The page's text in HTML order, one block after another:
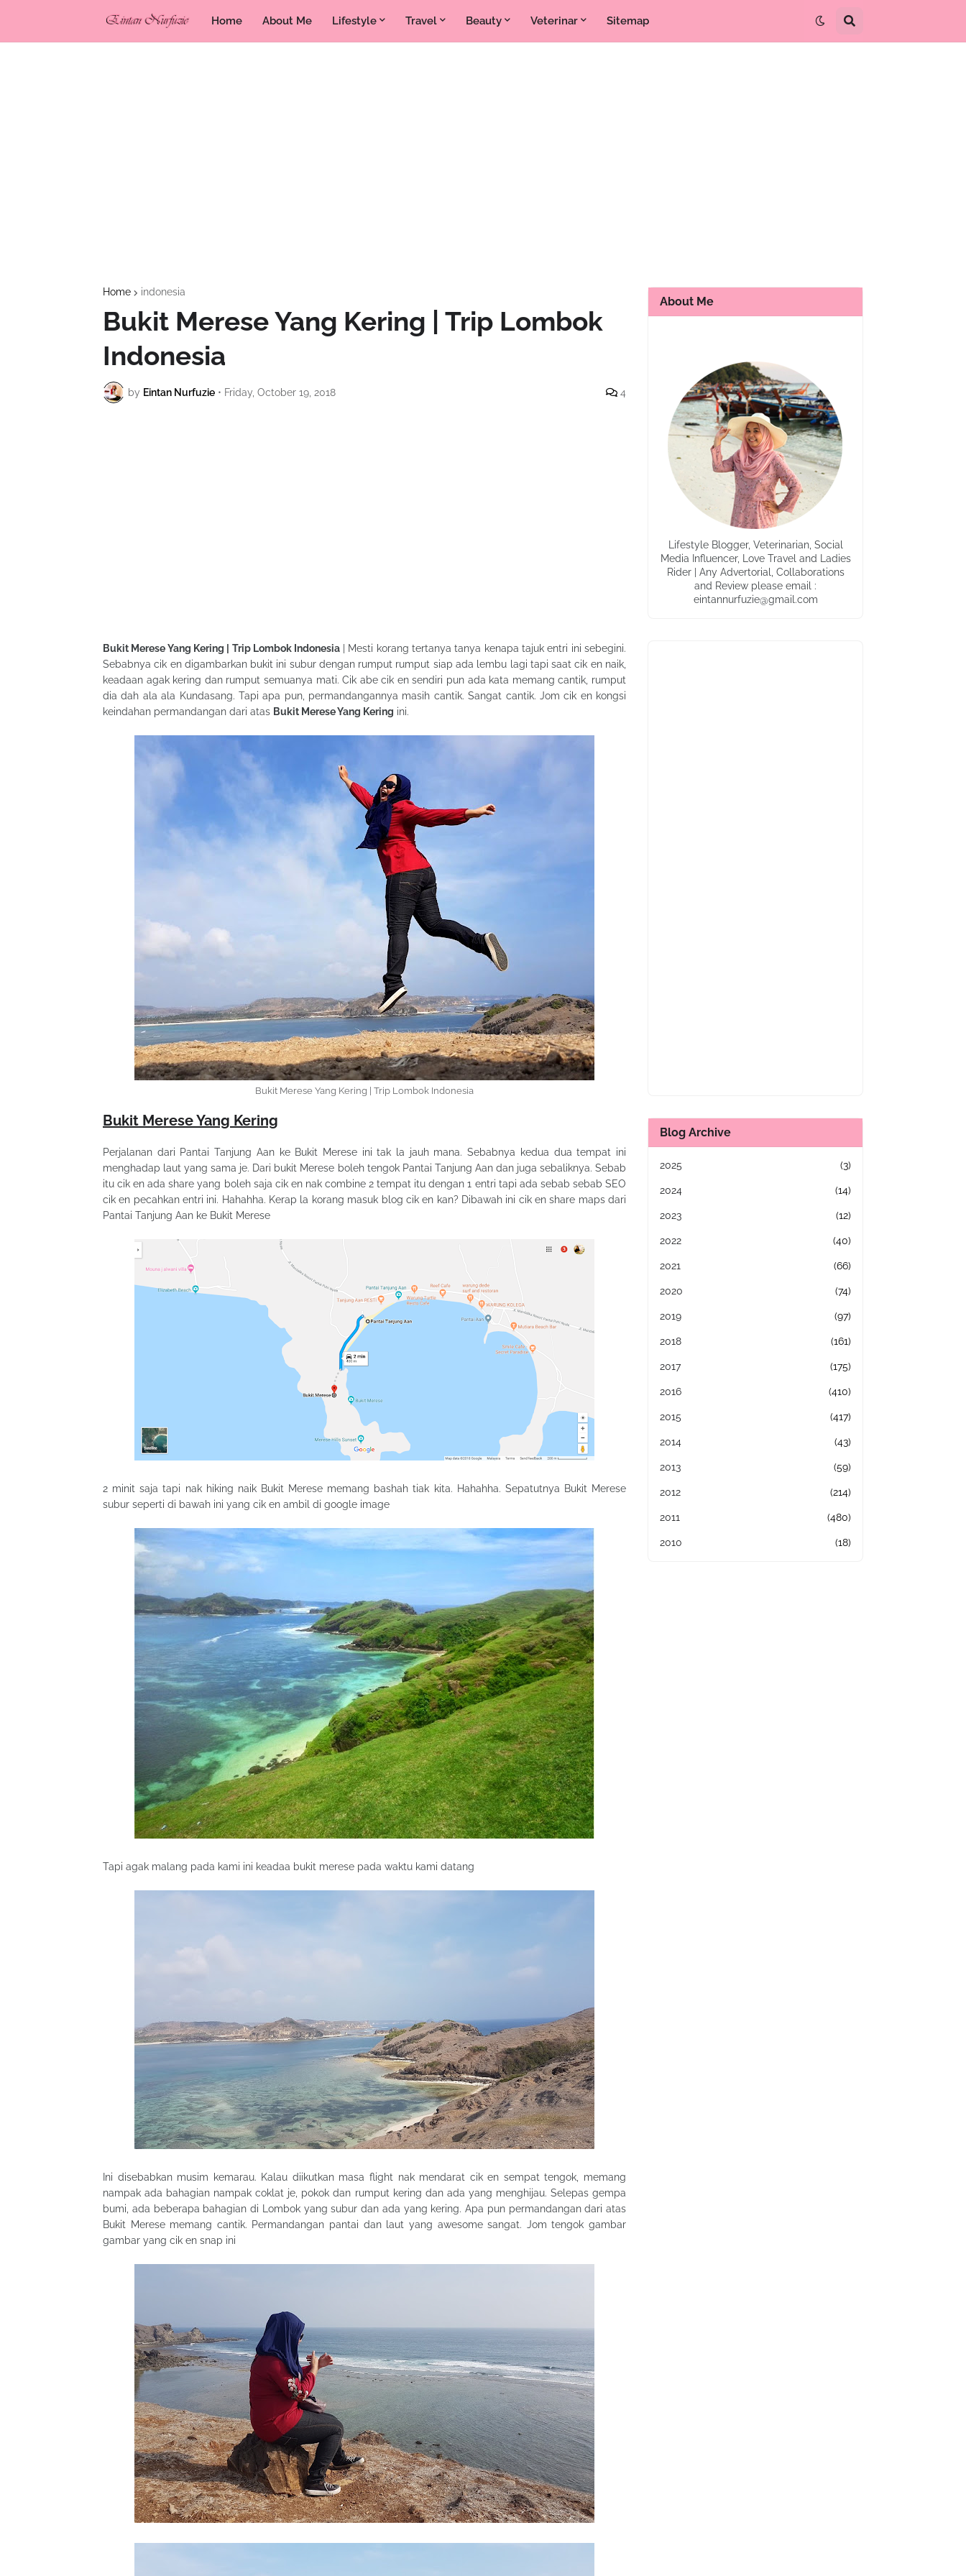
Home About Me Lifestyle Travel Beauty Veterinar Sitemap
Home indonesia
Bukit Merese Yang Kering | Trip Lombok
Indonesia
by Eintan Nurfuzie • Friday, October 19, 2018 4
Bukit Merese Yang Kering | Trip Lombok Indonesia
| Mesti korang tertanya tanya kenapa tajuk entri ini sebegini.
Sebabnya cik en digambarkan bukit ini subur dengan rumput rumput siap ada lembu lagi tapi saat cik en naik,
keadaan agak kering dan rumput semuanya mati. Cik abe cik en sendiri pun ada kata memang cantik, rumput
dia dah ala ala Kundasang. Tapi apa pun, permandangannya masih cantik. Sangat cantik. Jom cik en kongsi
keindahan permandangan dari atas Bukit Merese Yang Kering ini.
Bukit Merese Yang Kering | Trip Lombok Indonesia
Bukit Merese Yang Kering
Perjalanan dari Pantai Tanjung Aan ke Bukit Merese ini tak la jauh mana. Sebabnya kedua dua tempat ini
menghadap laut yang sama je. Dari bukit Merese boleh tengok Pantai Tanjung Aan dan juga sebaliknya. Sebab
itu cik en ada share yang boleh saja cik en nak combine 2 tempat itu dengan 1 entri tapi ada sebab sebab SEO
cik en pecahkan entri ini. Hahahha. Kerap la korang masuk blog cik en kan? Dibawah ini cik en share maps dari
Pantai Tanjung Aan ke Bukit Merese
2 minit saja tapi nak hiking naik Bukit Merese memang bashah tiak kita. Hahahha. Sepatutnya Bukit Merese
subur seperti di bawah ini yang cik en ambil di google image
Tapi agak malang pada kami ini keadaa bukit merese pada waktu kami datang
Ini disebabkan musim kemarau. Kalau diikutkan masa flight nak mendarat cik en sempat tengok, memang
nampak ada bahagian nampak coklat je, pokok dan rumput kering dan ada yang menghijau. Selepas gempa
bumi, ada beberapa bahagian di Lombok yang subur dan ada yang kering. Apa pun permandangan dari atas
Bukit Merese memang cantik. Permandangan pantai dan laut yang awesome sangat. Jom tengok gambar
gambar yang cik en snap ini
About Me
Lifestyle Blogger, Veterinarian, Social
Media Influencer, Love Travel and Ladies
Rider | Any Advertorial, Collaborations
and Review please email :
eintannurfuzie@gmail.com
Blog Archive
2025 (3)
2024 (14)
2023 (12)
2022 (40)
2021 (66)
2020 (74)
2019 (97)
2018 (161)
2017 (175)
2016 (410)
2015 (417)
2014 (43)
2013 (59)
2012 (214)
2011 (480)
2010 (18)